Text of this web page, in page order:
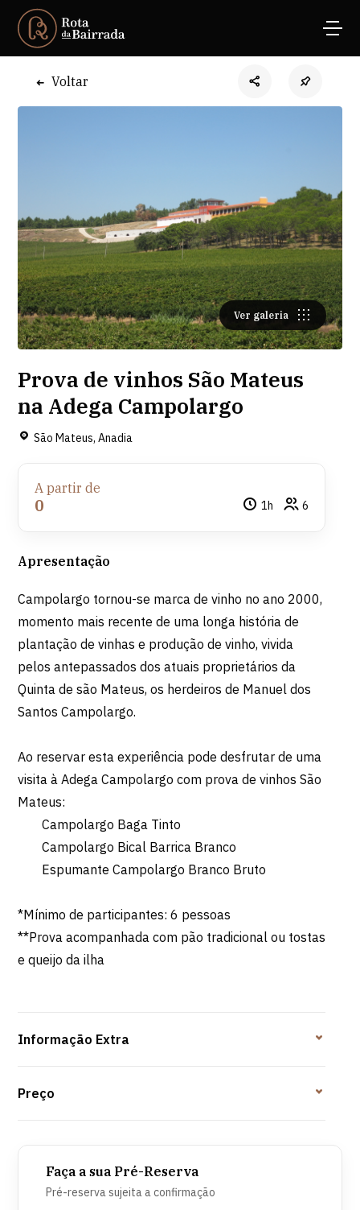
Voltar
Ver galeria
Prova de vinhos São Mateus
na Adega Campolargo
São Mateus, Anadia
A partir de
0 1h 6
Apresentação
Campolargo tornou-se marca de vinho no ano 2000,
momento mais recente de uma longa história de
plantação de vinhas e produção de vinho, vivida
pelos antepassados dos atuais proprietários da
Quinta de são Mateus, os herdeiros de Manuel dos
Santos Campolargo.
Ao reservar esta experiência pode desfrutar de uma
visita à Adega Campolargo com prova de vinhos São
Mateus:
Campolargo Baga Tinto
Campolargo Bical Barrica Branco
Espumante Campolargo Branco Bruto
*Mínimo de participantes: 6 pessoas
**Prova acompanhada com pão tradicional ou tostas
e queijo da ilha
Informação Extra
Preço
Faça a sua Pré-Reserva
Pré-reserva sujeita a confirmação